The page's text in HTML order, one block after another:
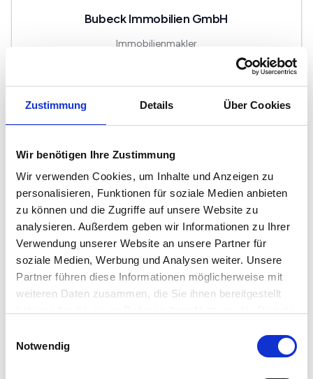
Zustimmung Details Über Cookies
Wir benötigen Ihre Zustimmung
Wir verwenden Cookies, um Inhalte und Anzeigen zu
personalisieren, Funktionen für soziale Medien anbieten
zu können und die Zugriffe auf unsere Website zu
analysieren. Außerdem geben wir Informationen zu Ihrer
Verwendung unserer Website an unsere Partner für
soziale Medien, Werbung und Analysen weiter. Unsere
Partner führen diese Informationen möglicherweise mit
weiteren Daten zusammen, die Sie ihnen bereitgestellt
Notwendig
Bubeck Immobilien GmbH
Immobilienmakler
zum Anbieter
GEFI Immobilienmanagement
Heinkelstraße 4
71384
Weinstadt